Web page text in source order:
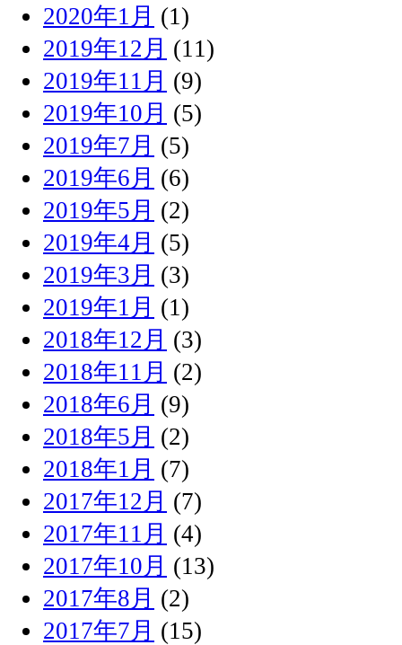
2020年1月 (1)
2019年12月 (11)
2019年11月 (9)
2019年10月 (5)
2019年7月 (5)
2019年6月 (6)
2019年5月 (2)
2019年4月 (5)
2019年3月 (3)
2019年1月 (1)
2018年12月 (3)
2018年11月 (2)
2018年6月 (9)
2018年5月 (2)
2018年1月 (7)
2017年12月 (7)
2017年11月 (4)
2017年10月 (13)
2017年8月 (2)
2017年7月 (15)